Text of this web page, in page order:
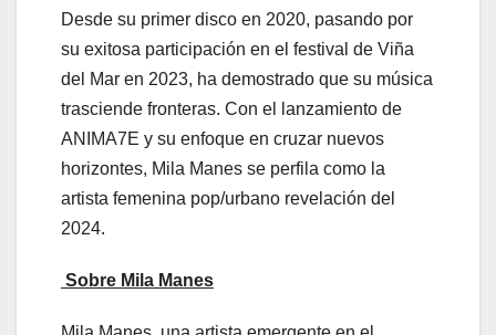
Desde su primer disco en 2020, pasando por
su exitosa participación en el festival de Viña
del Mar en 2023, ha demostrado que su música
trasciende fronteras. Con el lanzamiento de
ANIMA7E y su enfoque en cruzar nuevos
horizontes, Mila Manes se perfila como la
artista femenina pop/urbano revelación del
2024.
Sobre Mila Manes